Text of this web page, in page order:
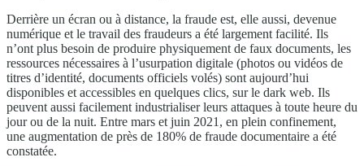
Derrière un écran ou à distance, la fraude est, elle aussi, devenue
numérique et le travail des fraudeurs a été largement facilité. Ils
n’ont plus besoin de produire physiquement de faux documents, les
ressources nécessaires à l’usurpation digitale (photos ou vidéos de
titres d’identité, documents officiels volés) sont aujourd’hui
disponibles et accessibles en quelques clics, sur le dark web. Ils
peuvent aussi facilement industrialiser leurs attaques à toute heure du
jour ou de la nuit. Entre mars et juin 2021, en plein confinement,
une augmentation de près de 180% de fraude documentaire a été
constatée.